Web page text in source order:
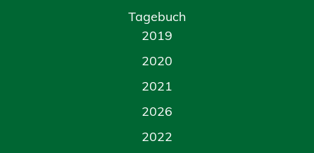
Tagebuch
2019
2020
2021
2026
2022